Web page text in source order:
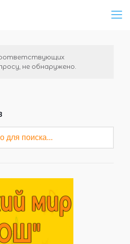
не обнаружено.